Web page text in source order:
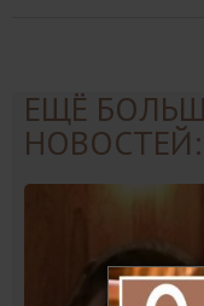
ЕЩЁ
НОВОСТЕЙ: